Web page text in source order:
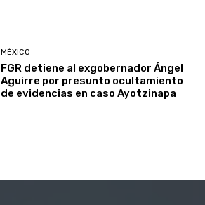
MÉXICO
FGR detiene al exgobernador Ángel
Aguirre por presunto ocultamiento
de evidencias en caso Ayotzinapa